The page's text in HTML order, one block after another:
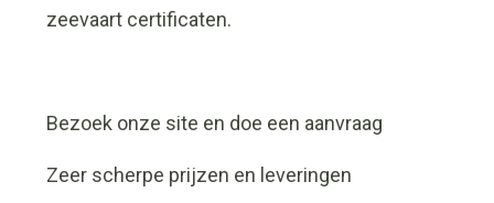
zeevaart certificaten.
Bezoek onze site en doe een aanvraag
Zeer scherpe prijzen en leveringen